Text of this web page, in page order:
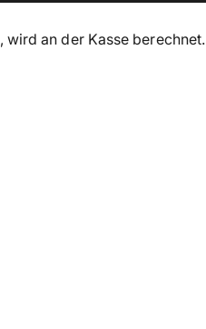
, wird an der Kasse berechnet.